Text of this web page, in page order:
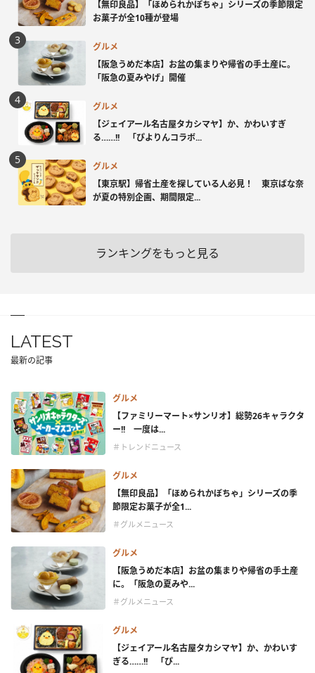
【無印良品】「ほめられかぼちゃ」シリーズの季節限定
お菓子が全10種が登場
グルメ
【阪急うめだ本店】お盆の集まりや帰省の手土産に。
「阪急の夏みやげ」開催
グルメ
【ジェイアール名古屋タカシマヤ】か、かわいすぎ
る……!! 「ぴよりんコラボ...
グルメ
【東京駅】帰省土産を探している人必見！ 東京ばな奈
が夏の特別企画、期間限定...
ランキングをもっと見る
LATEST
最新の記事
グルメ
【ファミリーマート×サンリオ】総勢26キャラクタ
ー!! 一度は...
＃トレンドニュース
グルメ
【無印良品】「ほめられかぼちゃ」シリーズの季
節限定お菓子が全1...
＃グルメニュース
グルメ
【阪急うめだ本店】お盆の集まりや帰省の手土産
に。「阪急の夏みや...
＃グルメニュース
グルメ
【ジェイアール名古屋タカシマヤ】か、かわいす
ぎる……!! 「ぴ...